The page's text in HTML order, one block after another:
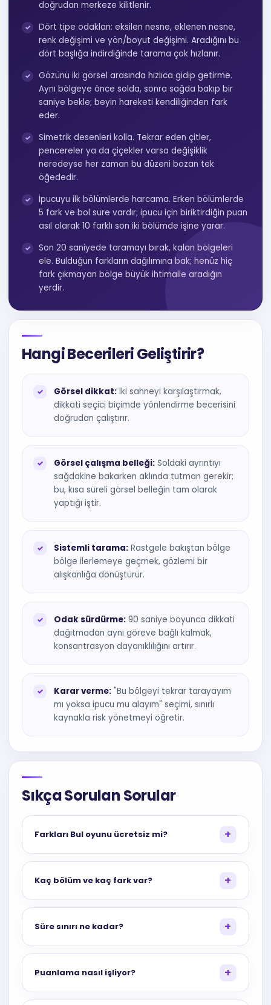
doğrudan merkeze kilitlenir.
Dört tipe odaklan: eksilen nesne, eklenen nesne,
renk değişimi ve yön/boyut değişimi. Aradığını bu
dört başlığa indirdiğinde tarama çok hızlanır.
Gözünü iki görsel arasında hızlıca gidip getirme.
Aynı bölgeye önce solda, sonra sağda bakıp bir
saniye bekle; beyin hareketi kendiliğinden fark
eder.
Simetrik desenleri kolla. Tekrar eden çitler,
pencereler ya da çiçekler varsa değişiklik
neredeyse her zaman bu düzeni bozan tek
öğededir.
İpucuyu ilk bölümlerde harcama. Erken bölümlerde
5 fark ve bol süre vardır; ipucu için biriktirdiğin puan
asıl olarak 10 farklı son iki bölümde işine yarar.
Son 20 saniyede taramayı bırak, kalan bölgeleri
ele. Bulduğun farkların dağılımına bak; henüz hiç
fark çıkmayan bölge büyük ihtimalle aradığın
yerdir.
Hangi Becerileri Geliştirir?
Görsel dikkat: İki sahneyi karşılaştırmak,
dikkati seçici biçimde yönlendirme becerisini
doğrudan çalıştırır.
Görsel çalışma belleği: Soldaki ayrıntıyı
sağdakine bakarken aklında tutman gerekir;
bu, kısa süreli görsel belleğin tam olarak
yaptığı iştir.
Sistemli tarama: Rastgele bakıştan bölge
bölge ilerlemeye geçmek, gözlemi bir
alışkanlığa dönüştürür.
Odak sürdürme: 90 saniye boyunca dikkati
dağıtmadan aynı göreve bağlı kalmak,
konsantrasyon dayanıklılığını artırır.
Karar verme: "Bu bölgeyi tekrar tarayayım
mı yoksa ipucu mu alayım" seçimi, sınırlı
kaynakla risk yönetmeyi öğretir.
Sıkça Sorulan Sorular
Farkları Bul oyunu ücretsiz mi?
Kaç bölüm ve kaç fark var?
Süre sınırı ne kadar?
Puanlama nasıl işliyor?